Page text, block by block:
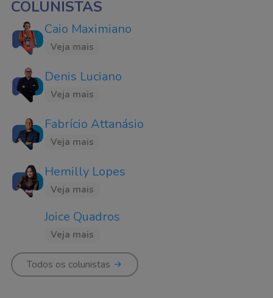
COLUNISTAS
Caio Maximiano
Veja mais
Denis Luciano
Veja mais
Fabrício Attanásio
Veja mais
Hemilly Lopes
Veja mais
Joice Quadros
Veja mais
Todos os colunistas